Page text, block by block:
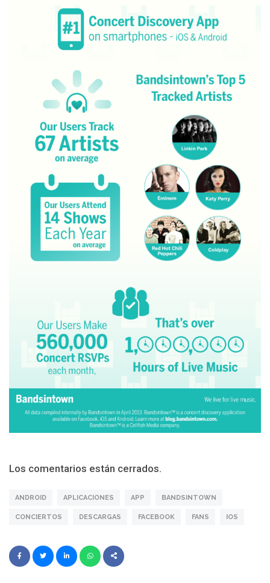
Los comentarios están cerrados.
ANDROID APLICACIONES APP BANDSINTOWN
CONCIERTOS DESCARGAS FACEBOOK FANS IOS